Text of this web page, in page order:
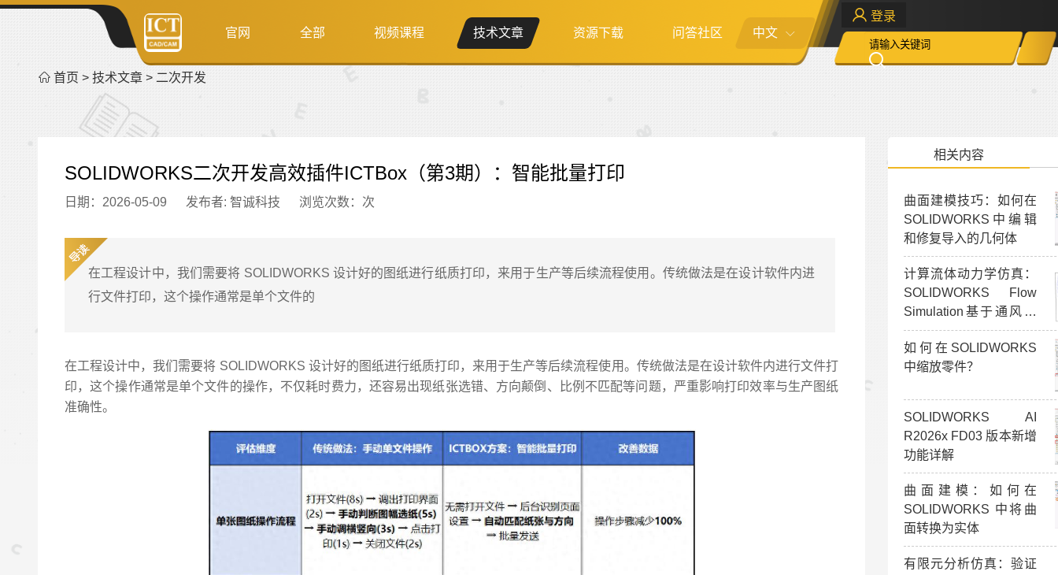
官网 全部 视频课程 技术文章 资源下载 问答社区 中文
登录
首页 > 技术文章 > 二次开发
SOLIDWORKS二次开发高效插件ICTBox（第3期）：智能批量打印
日期：2026-05-09 发布者: 智诚科技 浏览次数： 次
在工程设计中，我们需要将 SOLIDWORKS 设计好的图纸进行纸质打印，来用于生产等后续流程使用。传统做法是在设计软件内进
行文件打印，这个操作通常是单个文件的
在工程设计中，我们需要将 SOLIDWORKS 设计好的图纸进行纸质打印，来用于生产等后续流程使用。传统做法是在设计软件内进行文件打
印，这个操作通常是单个文件的操作，不仅耗时费力，还容易出现纸张选错、方向颠倒、比例不匹配等问题，严重影响打印效率与生产图纸
准确性。
相关内容
曲面建模技巧：如何在
SOLIDWORKS中编辑
和修复导入的几何体
计算流体动力学仿真：
SOLIDWORKS Flow
Simulation基于通风效
率验证
如何在SOLIDWORKS
中缩放零件？
SOLIDWORKS AI
R2026x FD03 版本新增
功能详解
曲面建模：如何在
SOLIDWORKS 中将曲
面转换为实体
有限元分析仿真：验证